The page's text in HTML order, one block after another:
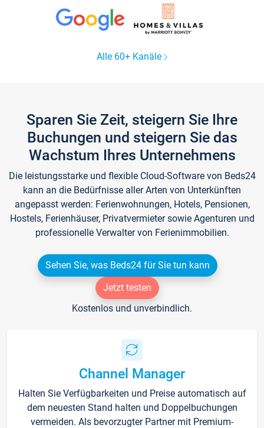
Alle 60+ Kanäle
Sparen Sie Zeit, steigern Sie Ihre
Buchungen und steigern Sie das
Wachstum Ihres Unternehmens
Die leistungsstarke und flexible Cloud-Software von Beds24
kann an die Bedürfnisse aller Arten von Unterkünften
angepasst werden: Ferienwohnungen, Hotels, Pensionen,
Hostels, Ferienhäuser, Privatvermieter sowie Agenturen und
professionelle Verwalter von Ferienimmobilien.
Sehen Sie, was Beds24 für Sie tun kann
Jetzt testen
Kostenlos und unverbindlich.
Channel Manager
Halten Sie Verfügbarkeiten und Preise automatisch auf
dem neuesten Stand halten und Doppelbuchungen
vermeiden. Als bevorzugter Partner mit Premium-